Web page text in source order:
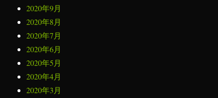
2020年9月
2020年8月
2020年7月
2020年6月
2020年5月
2020年4月
2020年3月